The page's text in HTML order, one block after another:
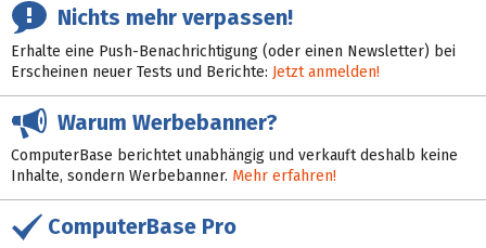
Nichts mehr verpassen!
Erhalte eine Push-Benachrichtigung (oder einen Newsletter) bei
Erscheinen neuer Tests und Berichte: Jetzt anmelden!
Warum Werbebanner?
ComputerBase berichtet unabhängig und verkauft deshalb keine
Inhalte, sondern Werbebanner. Mehr erfahren!
ComputerBase Pro